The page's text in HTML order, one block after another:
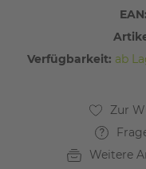
EAN:
Verfügbarkeit: ab
Weitere